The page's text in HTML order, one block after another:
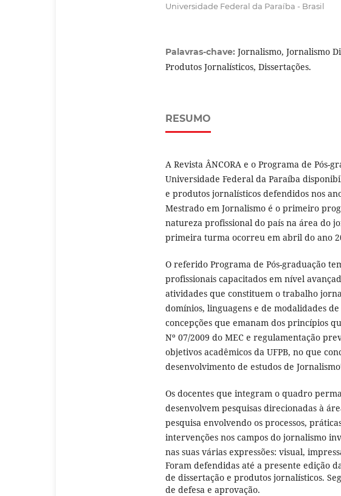
Universidade Federal da Paraíba - Brasil
Palavras-chave: Jornalismo, Jornalismo
Produtos Jornalísticos, Dissertações.
RESUMO
A Revista ÂNCORA e o Programa de Pós-
Universidade Federal da Paraíba
e produtos jornalísticos defendidos nos
Mestrado em Jornalismo é o primeiro
natureza profissional do país na área do
primeira turma ocorreu em abril do ano
O referido Programa de Pós-graduação
profissionais capacitados em nível
atividades que constituem o trabalho
domínios, linguagens e de modalidades
concepções que emanam dos princípios
Nº 07/2009 do MEC e regulamentação
objetivos acadêmicos da UFPB, no que
desenvolvimento de estudos de
Os docentes que integram o quadro
desenvolvem pesquisas direcionadas à
pesquisa envolvendo os processos,
intervenções nos campos do jornalismo
nas suas várias expressões: visual,
Foram defendidas até a presente edição
de dissertação e produtos jornalísticos.
de defesa e aprovação.